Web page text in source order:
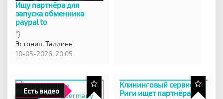
Ищу партнёра для
запуска обменника
paypal to
"}
Эстония,Таллинн
10-05-2026, 20:05
Есть видео
Клининговый сервис из
Риги ищет партнёра